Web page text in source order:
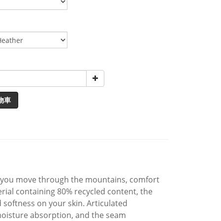
車
move through the mountains, comfort
containing 80% recycled content, the
on your skin. Articulated
absorption, and the seam